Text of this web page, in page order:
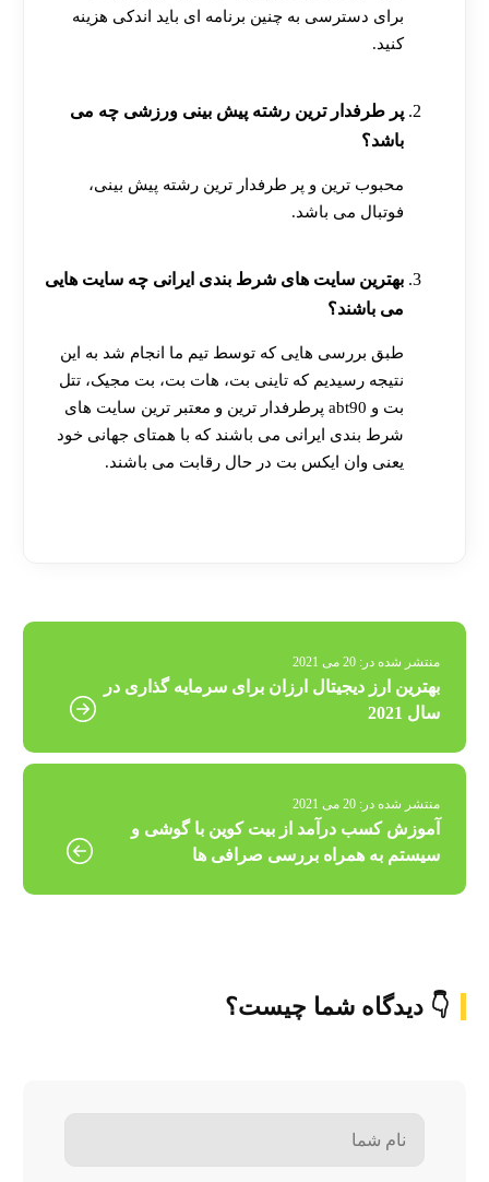
برای دسترسی به چنین برنامه ای باید اندکی هزینه
کنید.
پر طرفدار ترین رشته پیش بینی ورزشی چه می
باشد؟
محبوب ترین و پر طرفدار ترین رشته پیش بینی،
فوتبال می باشد.
بهترین سایت های شرط بندی ایرانی چه سایت هایی
می باشند؟
طبق بررسی هایی که توسط تیم ما انجام شد به این
نتیجه رسیدیم که تاینی بت، هات بت، بت مجیک، تتل
بت و abt90 پرطرفدار ترین و معتبر ترین سایت های
شرط بندی ایرانی می باشند که با همتای جهانی خود
یعنی وان ایکس بت در حال رقابت می باشند.
منتشر شده در: 20 می 2021
بهترین ارز دیجیتال ارزان برای سرمایه گذاری در
سال 2021
منتشر شده در: 20 می 2021
آموزش کسب درآمد از بیت کوین با گوشی و
سیستم به همراه بررسی صرافی ها
👇 دیدگاه شما چیست؟